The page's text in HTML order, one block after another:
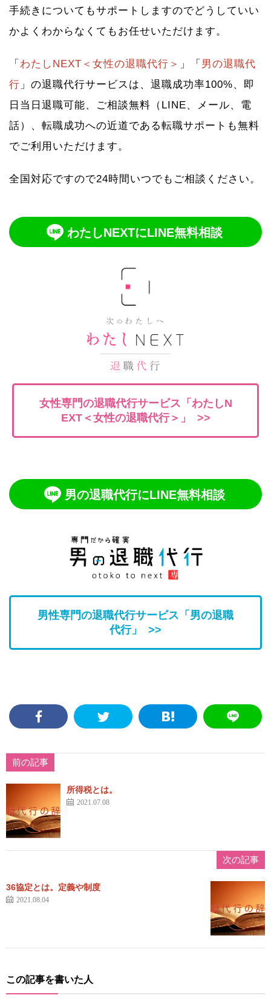
手続きについてもサポートしますのでどうしていい
かよくわからなくてもお任せいただけます。
「 わたしNEXT＜女性の退職代行＞ 」「 男の退職代
行 」の退職代行サービスは、退職成功率100%、即
日当日退職可能、ご相談無料（LINE、メール、電
話）、転職成功への近道である転職サポートも無料
でご利用いただけます。
全国対応ですので24時間いつでもご相談ください。
わたしNEXTにLINE無料相談
女性専門の退職代行サービス「わたしN
EXT＜女性の退職代行＞」 >>
男の退職代行にLINE無料相談
男性専門の退職代行サービス「男の退職
代行」 >>
前の記事
所得税とは。
2021.07.08
次の記事
36協定とは。定義や制度
2021.08.04
この記事を書いた人